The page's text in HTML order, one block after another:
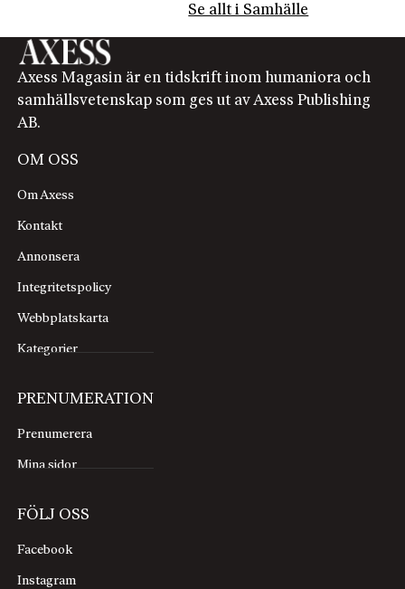
Se allt i Samhälle
Axess Magasin är en tidskrift inom humaniora och
samhällsvetenskap som ges ut av Axess Publishing
AB.
OM OSS
Om Axess
Kontakt
Annonsera
Integritetspolicy
Webbplatskarta
Kategorier
PRENUMERATION
Prenumerera
Mina sidor
FÖLJ OSS
Facebook
Instagram